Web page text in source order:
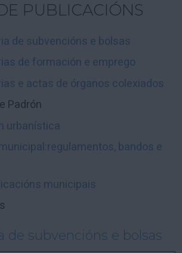
PUBLICACIÓNS
de subvencións e bolsas
de formación e emprego
e actas de órganos colexiados
Padrón
urbanística
bandos e
municipais
de subvencións e bolsas